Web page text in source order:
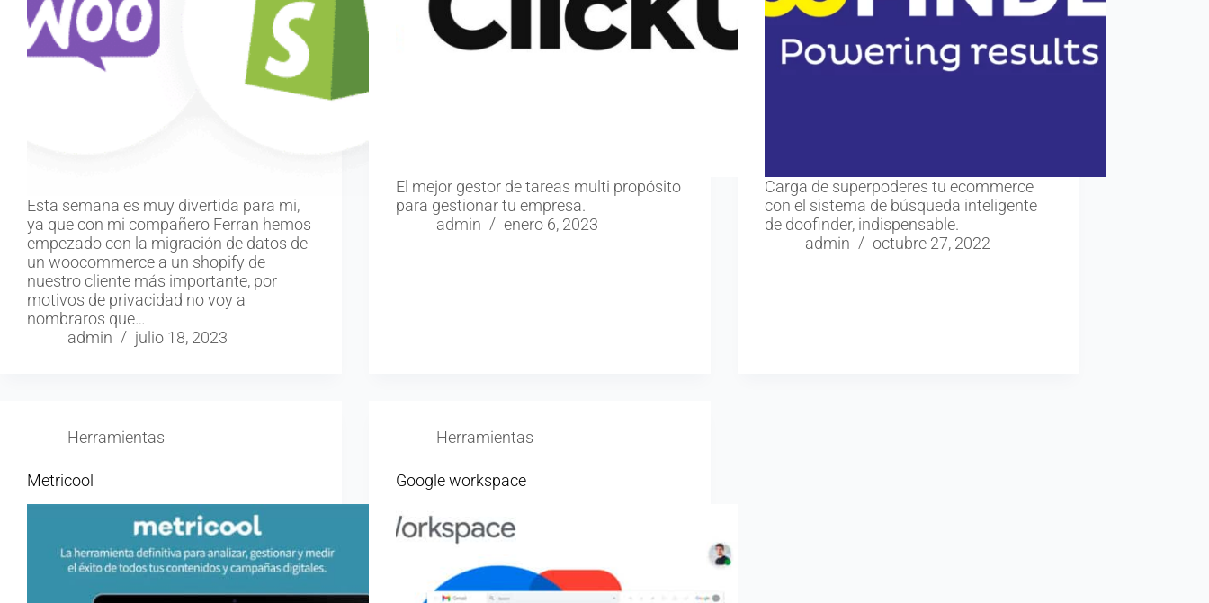
Esta semana es muy divertida para mi,
ya que con mi compañero Ferran hemos
empezado con la migración de datos de
un woocommerce a un shopify de
nuestro cliente más importante, por
motivos de privacidad no voy a
nombraros que…
admin
julio 18, 2023
El mejor gestor de tareas multi propósito
para gestionar tu empresa.
admin
enero 6, 2023
Carga de superpoderes tu ecommerce
con el sistema de búsqueda inteligente
de doofinder, indispensable.
admin
octubre 27, 2022
Herramientas
Metricool
Herramientas
Google workspace